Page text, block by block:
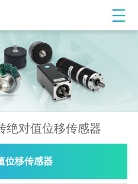
绝对值位移传感器
位移传感器